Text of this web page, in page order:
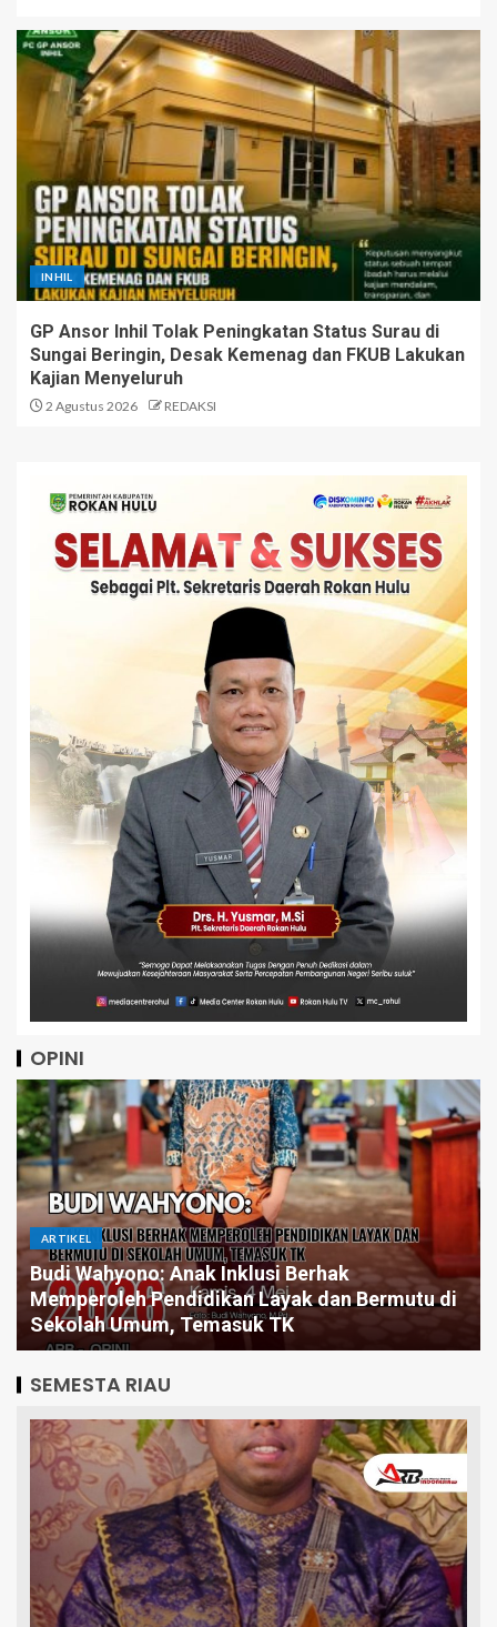
INHIL
GP Ansor Inhil Tolak Peningkatan Status Surau di
Sungai Beringin, Desak Kemenag dan FKUB Lakukan
Kajian Menyeluruh
2 Agustus 2026 REDAKSI
OPINI
ARTIKEL
Budi Wahyono: Anak Inklusi Berhak
Memperoleh Pendidikan Layak dan Bermutu di
Sekolah Umum, Temasuk TK
SEMESTA RIAU